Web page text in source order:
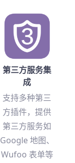
第三方服务集
成
支持多种第三
方插件，提供
第三方服务如
Google 地图、
Wufoo 表单等